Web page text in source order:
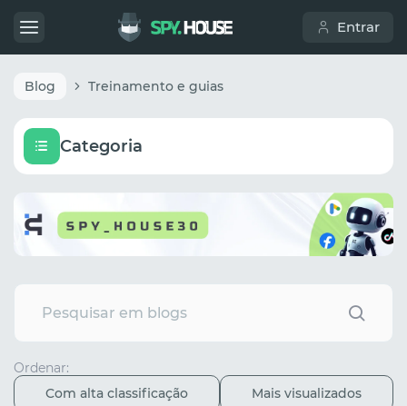
Entrar
Blog Treinamento e guias
Categoria
Ordenar:
Com alta classificação
Mais visualizados